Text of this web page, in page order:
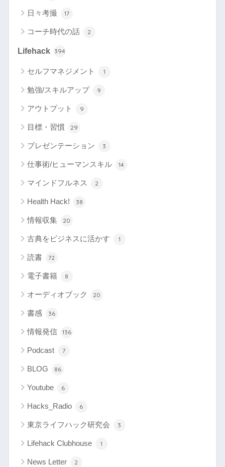
日々考撮 17
コーチ時代の話 2
Lifehack 394
セルフマネジメント 1
勉強/スキルアップ 9
アウトプット 9
目標・習慣 29
プレゼンテーション 3
仕事術/ヒューマンスキル 14
マインドフルネス 2
Health Hack! 38
情報収集 20
古典をビジネスに活かす 1
読書 72
電子書籍 8
オーディオブック 20
書感 36
情報発信 136
Podcast 7
BLOG 86
Youtube 6
Hacks_Radio 6
東京ライフハック研究会 3
Lifehack Clubhouse 1
News Letter 2